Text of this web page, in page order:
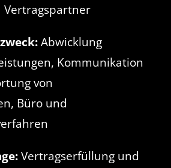
Vertragspartner
Abwicklung
Kommunikation
von
Büro und
Vertragserfüllung und